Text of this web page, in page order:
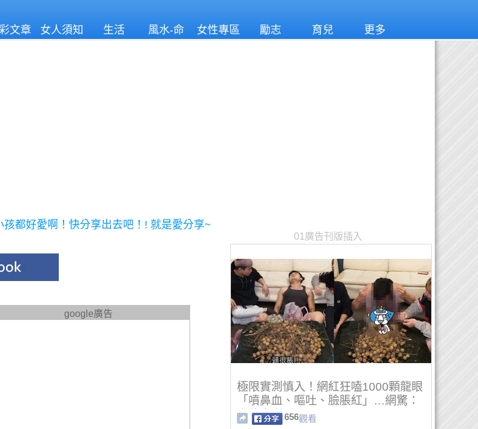
文章 女人須知 生活
風水-命
女性專區 勵志 育兒 更多
都好愛啊！快分享出去吧！! 就是愛分享~
google廣告
01廣告刊版插入
極限實測慎入！網紅狂嗑1000顆龍眼
「噴鼻血、嘔吐、臉脹紅」…網驚：
真的出事了(影
656觀看